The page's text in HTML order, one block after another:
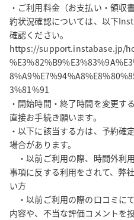
・ご利用料金（お支払い・領収
約状況確認については、以下
確認ください。
https://support.instabase.jp/
3%81%91
・開始時間・終了時間を変更
直接お手続き願います。
・以下に該当する方は、予約確
場合があります。
・以前ご利用の際、時間外利
事項に反する利用をされて、弊
い方
・以前ご利用の際の口コミに
内容や、不当な評価コメントを